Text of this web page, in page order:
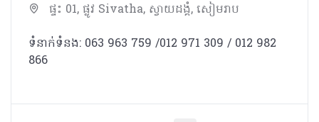
ផ្ទះ 01, ផ្លូវ Sivatha, ស្វាយដង្គំ, សៀមរាប
ទំនាក់ទំនង: 063 963 759 /012 971 309 / 012 982
866